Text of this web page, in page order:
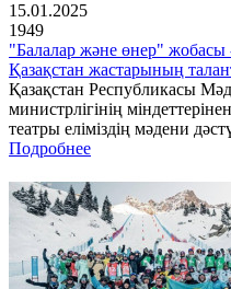
15.01.2025
1949
"Балалар және өнер"
Қазақстан жастарының
Қазақстан Республикасы
министрлігінің
театры еліміздің мәдени
Подробнее